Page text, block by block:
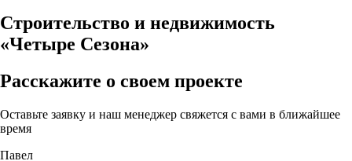
Строительство и недвижимость
«Четыре Сезона»
Расскажите о своем проекте
Оставьте заявку и наш менеджер свяжется с вами в ближайшее
время
Павел